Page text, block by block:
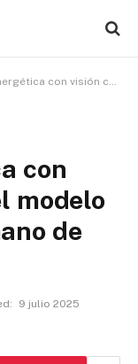
el modelo de Nuevo León de mano de Eleazar Rivera Mata
con
modelo
de
9 julio 2025